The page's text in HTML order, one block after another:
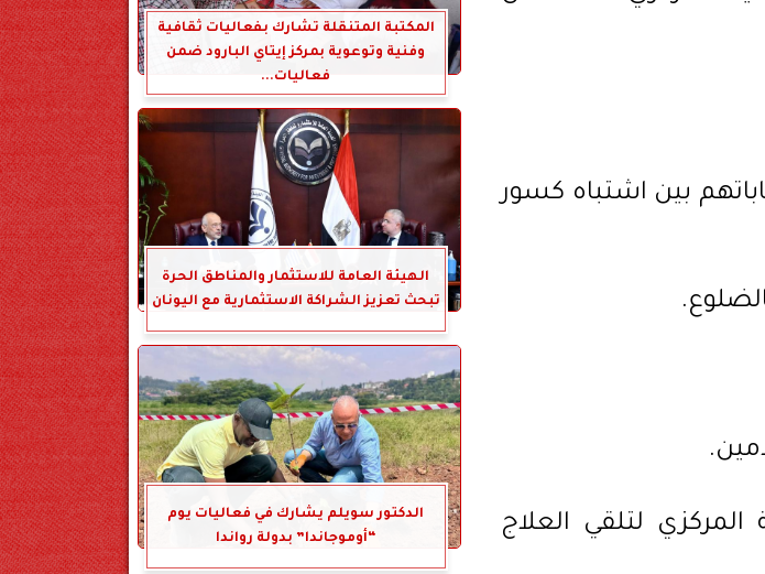
بين اشتباه كسور
لتلقي العلاج
المكتبة المتنقلة تشارك بفعاليات ثقافية
وفنية وتوعوية بمركز إيتاي البارود ضمن
فعاليات...
الهيئة العامة للاستثمار والمناطق الحرة
تبحث تعزيز الشراكة الاستثمارية مع اليونان
الدكتور سويلم يشارك في فعاليات يوم
“أوموجاندا” بدولة رواندا